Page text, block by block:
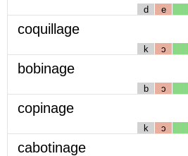
d e
coquillage
k ɔ
bobinage
b ɔ
copinage
k ɔ
cabotinage